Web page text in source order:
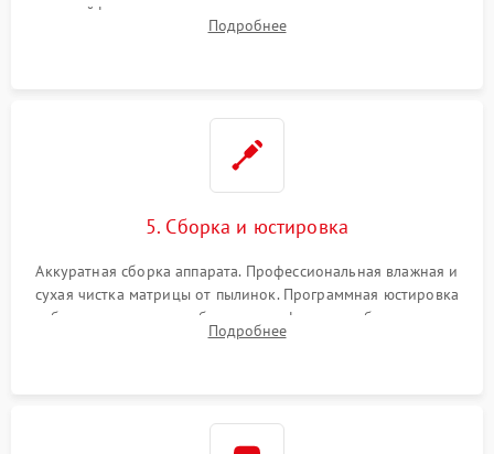
шлейфов, дисплея, механизма затвора или двигателя
автофокуса. Восстановление геометрии тубуса объектива
Подробнее
5. Сборка и юстировка
Аккуратная сборка аппарата. Профессиональная влажная и
сухая чистка матрицы от пылинок. Программная юстировка
рабочего отрезка, калибровка автофокуса, стабилизатора и
экспозамера с помощью сервисного ПО.
Подробнее